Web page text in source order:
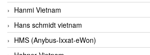
Hanmi Vietnam
Hans schmidt vietnam
HMS (Anybus-Ixxat-eWon)